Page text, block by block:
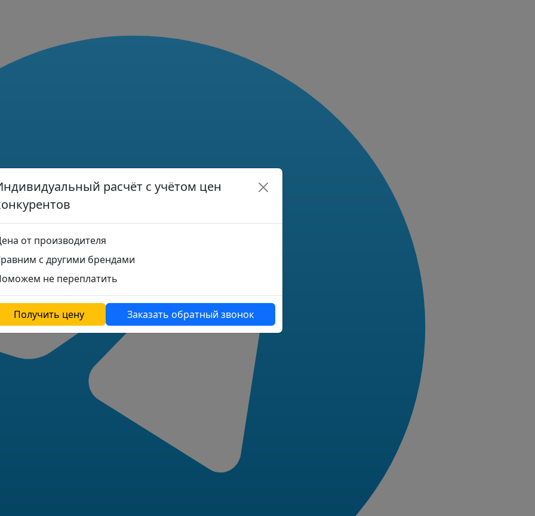
расчёт с учётом цен
от производителя
с другими брендами
не переплатить
Получить цену Заказать обратный звонок